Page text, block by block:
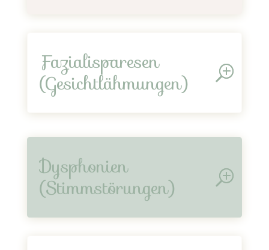
Fazialisparesen
(Gesichtlähmungen)
Dysphonien
(Stimmstörungen)